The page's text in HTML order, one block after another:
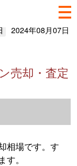
2024年08月07日
売却・査定
情報（2023
相場です。す
。